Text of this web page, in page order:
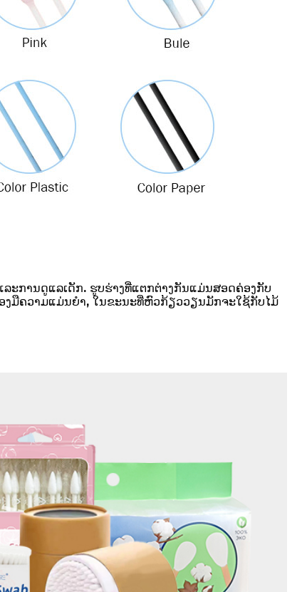
ະການດູແລເດັກ. ຮູບຮ່າງທີ່ແຕກຕ່າງກັນແມ່ນສອດຄ່ອງກັບ
ມືຄວາມແມ່ນຍໍາ, ໃນຂະນະທີ່ຫົວກ້ຽວວຽນມັກຈະໃຊ້ກັບໄມ້